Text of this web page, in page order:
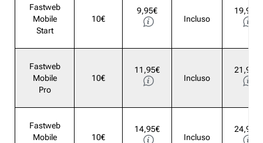
Fastweb
Mobile
Start
10€
9,95€
Incluso
19,95€
Fastweb
Mobile
Pro
10€
11,95€
Incluso
21,95€
Fastweb
Mobile
10€
14,95€
Incluso
24,95€